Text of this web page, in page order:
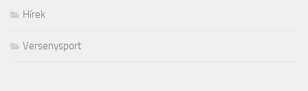
Hírek
Versenysport